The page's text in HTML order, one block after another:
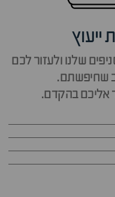
שלנו ולעזור לכם
שחיפשתם.
אליכם בהקדם.